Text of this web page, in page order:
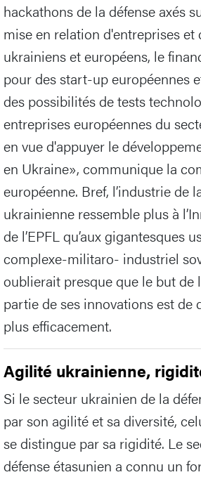
hackathons de la défense axés
mise en relation d'entreprises et
ukrainiens et européens, le
pour des start-up européennes
des possibilités de tests
entreprises européennes du
en vue d'appuyer le
en Ukraine», communique la
européenne. Bref, l’industrie de
ukrainienne ressemble plus à
de l’EPFL qu’aux gigantesques
complexe-militaro- industriel
oublierait presque que le but de
partie de ses innovations est de
plus efficacement.
Agilité ukrainienne,
Si le secteur ukrainien de la
par son agilité et sa diversité,
se distingue par sa rigidité. Le
défense étasunien a connu un